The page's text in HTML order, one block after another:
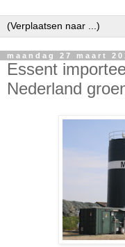
maandag 27 maart
Essent
Nederland